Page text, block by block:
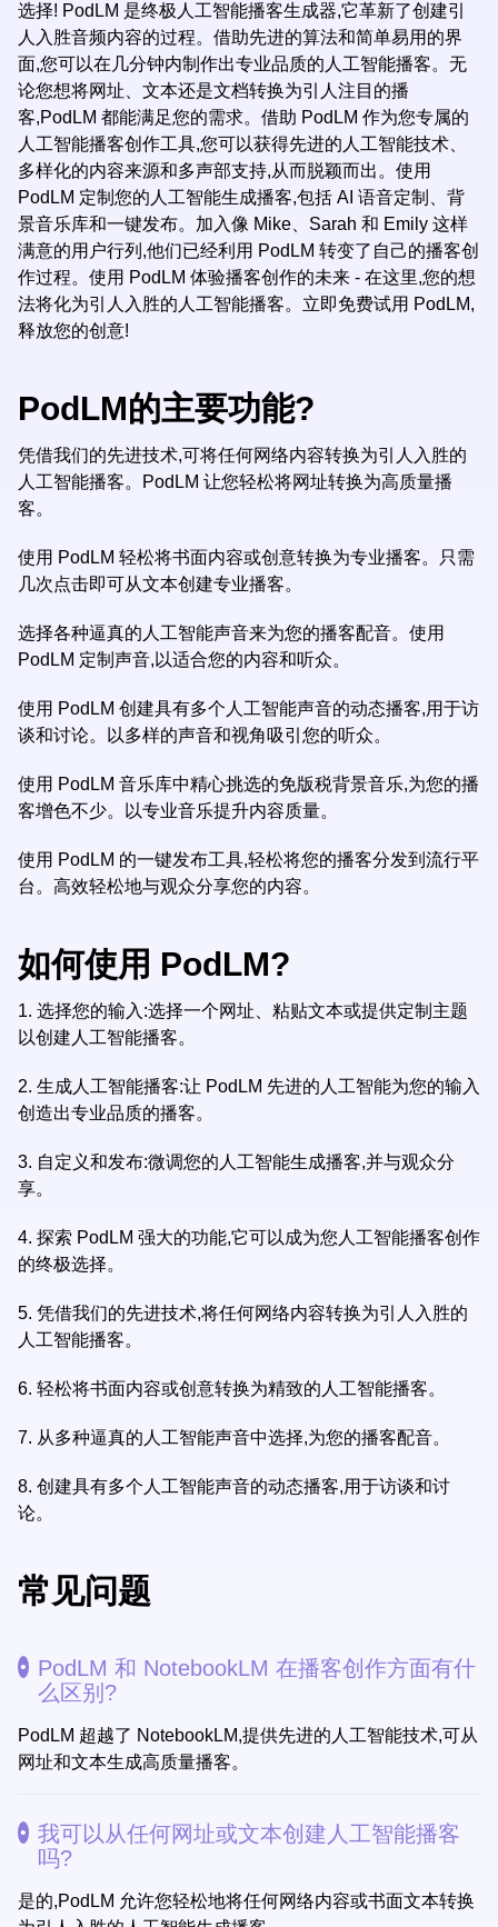
选择! PodLM 是终极人工智能播客生成器,它革新了创建引
人入胜音频内容的过程。借助先进的算法和简单易用的界
面,您可以在几分钟内制作出专业品质的人工智能播客。无
论您想将网址、文本还是文档转换为引人注目的播
客,PodLM 都能满足您的需求。借助 PodLM 作为您专属的
人工智能播客创作工具,您可以获得先进的人工智能技术、
多样化的内容来源和多声部支持,从而脱颖而出。使用
PodLM 定制您的人工智能生成播客,包括 AI 语音定制、背
景音乐库和一键发布。加入像 Mike、Sarah 和 Emily 这样
满意的用户行列,他们已经利用 PodLM 转变了自己的播客创
作过程。使用 PodLM 体验播客创作的未来 - 在这里,您的想
法将化为引人入胜的人工智能播客。立即免费试用 PodLM,
释放您的创意!
PodLM的主要功能?
凭借我们的先进技术,可将任何网络内容转换为引人入胜的
人工智能播客。PodLM 让您轻松将网址转换为高质量播
客。
使用 PodLM 轻松将书面内容或创意转换为专业播客。只需
几次点击即可从文本创建专业播客。
选择各种逼真的人工智能声音来为您的播客配音。使用
PodLM 定制声音,以适合您的内容和听众。
使用 PodLM 创建具有多个人工智能声音的动态播客,用于访
谈和讨论。以多样的声音和视角吸引您的听众。
使用 PodLM 音乐库中精心挑选的免版税背景音乐,为您的播
客增色不少。以专业音乐提升内容质量。
使用 PodLM 的一键发布工具,轻松将您的播客分发到流行平
台。高效轻松地与观众分享您的内容。
如何使用 PodLM?
1. 选择您的输入:选择一个网址、粘贴文本或提供定制主题
以创建人工智能播客。
2. 生成人工智能播客:让 PodLM 先进的人工智能为您的输入
创造出专业品质的播客。
3. 自定义和发布:微调您的人工智能生成播客,并与观众分
享。
4. 探索 PodLM 强大的功能,它可以成为您人工智能播客创作
的终极选择。
5. 凭借我们的先进技术,将任何网络内容转换为引人入胜的
人工智能播客。
6. 轻松将书面内容或创意转换为精致的人工智能播客。
7. 从多种逼真的人工智能声音中选择,为您的播客配音。
8. 创建具有多个人工智能声音的动态播客,用于访谈和讨
论。
常见问题
PodLM 和 NotebookLM 在播客创作方面有什
么区别?
PodLM 超越了 NotebookLM,提供先进的人工智能技术,可从
网址和文本生成高质量播客。
我可以从任何网址或文本创建人工智能播客
吗?
是的,PodLM 允许您轻松地将任何网络内容或书面文本转换